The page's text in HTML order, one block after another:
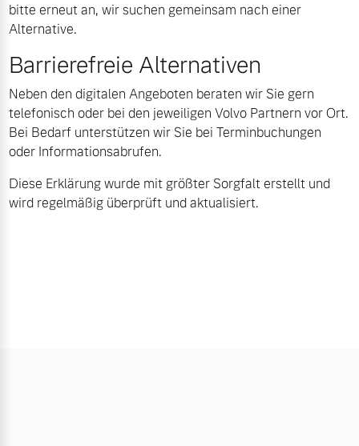
bitte erneut an, wir suchen gemeinsam nach einer
Alternative.
Barrierefreie Alternativen
Neben den digitalen Angeboten beraten wir Sie gern
telefonisch oder bei den jeweiligen Volvo Partnern vor Ort.
Bei Bedarf unterstützen wir Sie bei Terminbuchungen
oder Informationsabrufen.
Diese Erklärung wurde mit größter Sorgfalt erstellt und
wird regelmäßig überprüft und aktualisiert.